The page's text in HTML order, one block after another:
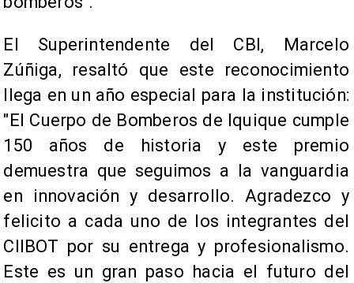
El Superintendente del CBI, Marcelo
Zúñiga, resaltó que este reconocimiento
llega en un año especial para la institución:
"El Cuerpo de Bomberos de Iquique cumple
150 años de historia y este premio
demuestra que seguimos a la vanguardia
en innovación y desarrollo. Agradezco y
felicito a cada uno de los integrantes del
CIIBOT por su entrega y profesionalismo.
Este es un gran paso hacia el futuro del